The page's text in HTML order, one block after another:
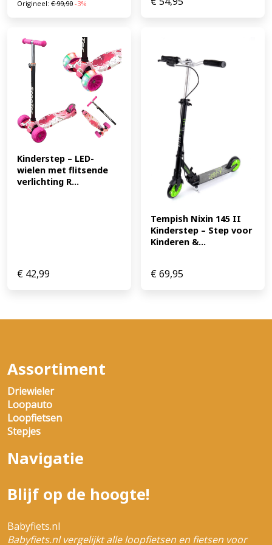
Origineel: €99,90 -3%
Kinderstep – LED-
wielen met flitsende
verlichting R...
€ 42,99
Tempish Nixin 145 II
Kinderstep – Step voor
Kinderen &...
€69,95
Assortiment
Driewieler
Loopauto
Loopfietsen
Stepjes
Navigatie
Blijf op de hoogte!
Babyfiets.nl
Babyfiets.nl vergelijkt alle loopfietsen en fietsen voor